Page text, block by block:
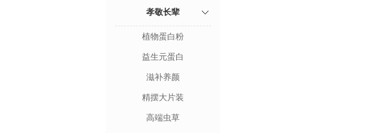
孝敬长辈
植物蛋白粉
益生元蛋白
滋补养颜
精摆大片装
高端虫草